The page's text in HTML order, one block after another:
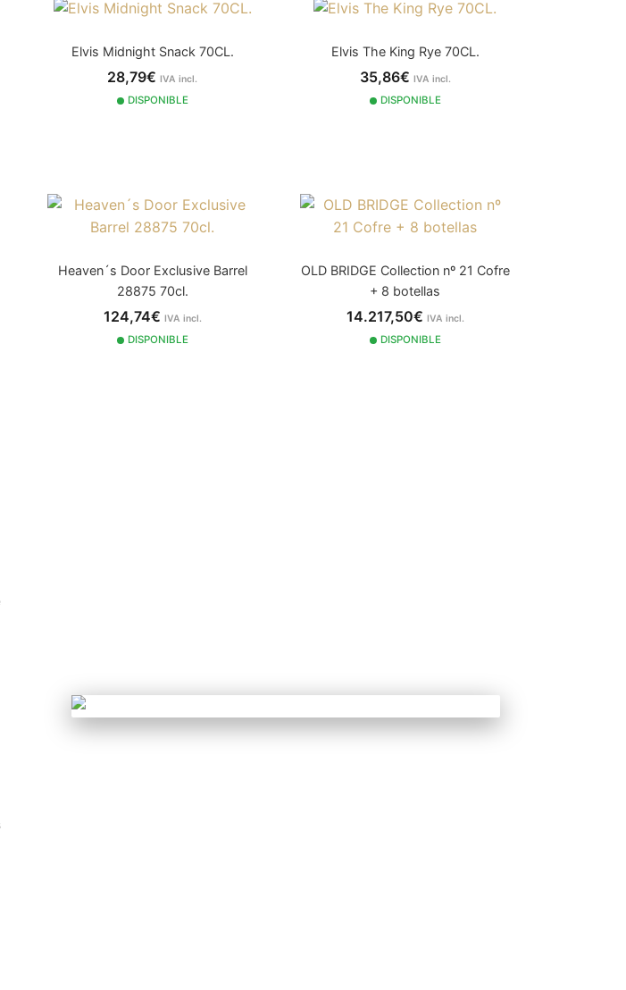
Elvis Midnight Snack 70CL.
28,79€ IVA incl.
DISPONIBLE
Elvis The King Rye 70CL.
35,86€ IVA incl.
DISPONIBLE
Heaven´s Door Exclusive Barrel
28875 70cl.
124,74€ IVA incl.
DISPONIBLE
OLD BRIDGE Collection nº 21 Cofre
+ 8 botellas
14.217,50€ IVA incl.
DISPONIBLE